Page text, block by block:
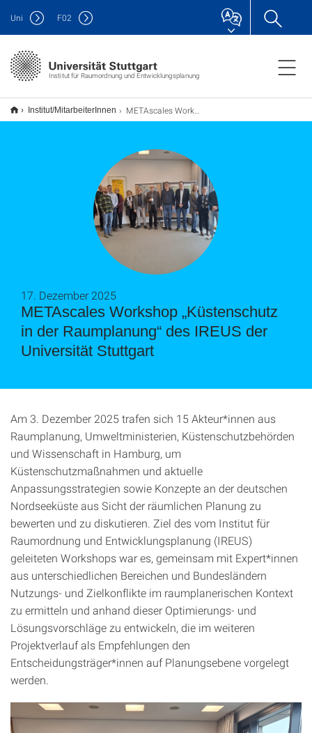
Institut für Raumordnung und Entwicklungsplanung
Uni F02
Institut/MitarbeiterInnen METAscales Workshop „Küstenschutz in der Raumplanung“ des IREUS der Universität Stuttgart
METAscales Workshop „Küstenschutz
in der Raumplanung“ des IREUS der
Universität Stuttgart
17. Dezember 2025
Am 3. Dezember 2025 trafen sich 15 Akteur*innen aus
Raumplanung, Umweltministerien, Küstenschutzbehörden
und Wissenschaft in Hamburg, um
Küstenschutzmaßnahmen und aktuelle
Anpassungsstrategien sowie Konzepte an der deutschen
Nordseeküste aus Sicht der räumlichen Planung zu
bewerten und zu diskutieren. Ziel des vom Institut für
Raumordnung und Entwicklungsplanung (IREUS)
geleiteten Workshops war es, gemeinsam mit Expert*innen
aus unterschiedlichen Bereichen und Bundesländern
Nutzungs- und Zielkonflikte im raumplanerischen Kontext
zu ermitteln und anhand dieser Optimierungs- und
Lösungsvorschläge zu entwickeln, die im weiteren
Projektverlauf als Empfehlungen den
Entscheidungsträger*innen auf Planungsebene vorgelegt
werden.